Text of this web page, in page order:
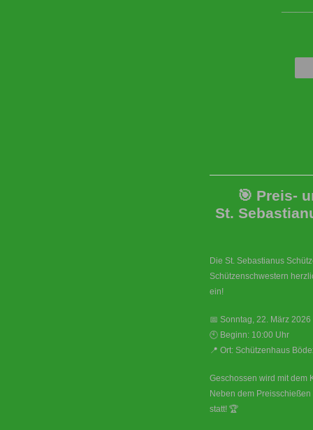
🎯 Preis-
St.
Die St. Sebastianus
Schützenschwestern
ein!
📅 Sonntag, 22. März 2026
🕙 Beginn: 10:00 Uhr
📍 Ort: Schützenhaus
Geschossen wird mit dem
Neben dem
statt! 🏆